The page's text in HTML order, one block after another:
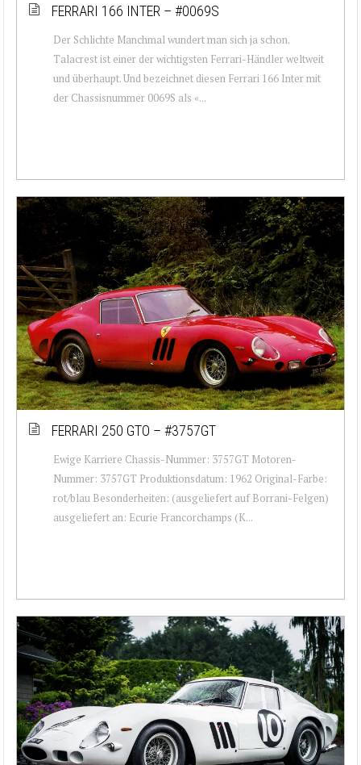
FERRARI 166 INTER – #0069S
Der Schlichte Manchmal wundert man sich ja schon.
Talacrest ist einer der wichtigsten Ferrari-Händler weltweit
und überhaupt. Und bezeichnet diesen Ferrari 166 Inter mit
der Chassisnummer 0069S als «...
FERRARI 250 GTO – #3757GT
Ewige Karriere Chassis-Nummer: 3757GT Motoren-
Nummer: 3757GT Produktionsdatum: 1962 Original-Farbe:
rot/blau Besonderheiten: (ausgeliefert auf Borrani-Felgen)
ausgeliefert an: Ecurie Francorchamps (K...